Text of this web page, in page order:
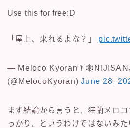
Use this for free:D
「屋上、来れるよな？」
— Meloco
(@MelocoKyoran)June 28,
まず結論から言うと、狂蘭メロ
っかり、というわけではないみた